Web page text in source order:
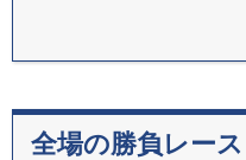
全場の勝負レース